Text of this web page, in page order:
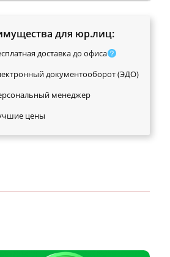
для юр.лиц:
доставка до офиса
документооборот (ЭДО)
менеджер
цены